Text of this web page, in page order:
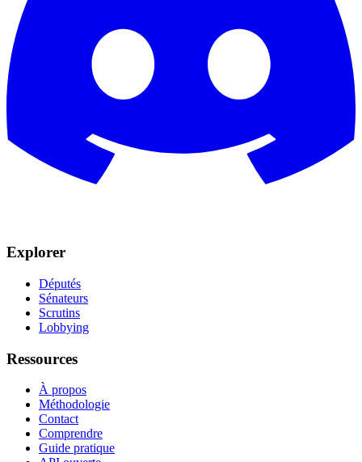
Explorer
Députés
Sénateurs
Scrutins
Lobbying
Ressources
À propos
Méthodologie
Contact
Comprendre
Guide pratique